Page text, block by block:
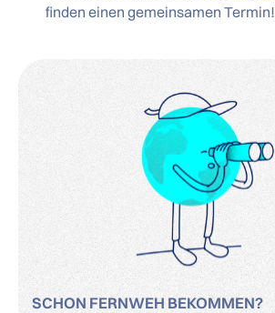
finden einen gemeinsamen Termin!
SCHON FERNWEH BEKOMMEN?